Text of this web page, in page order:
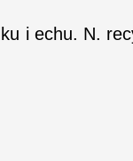
i echu. N.